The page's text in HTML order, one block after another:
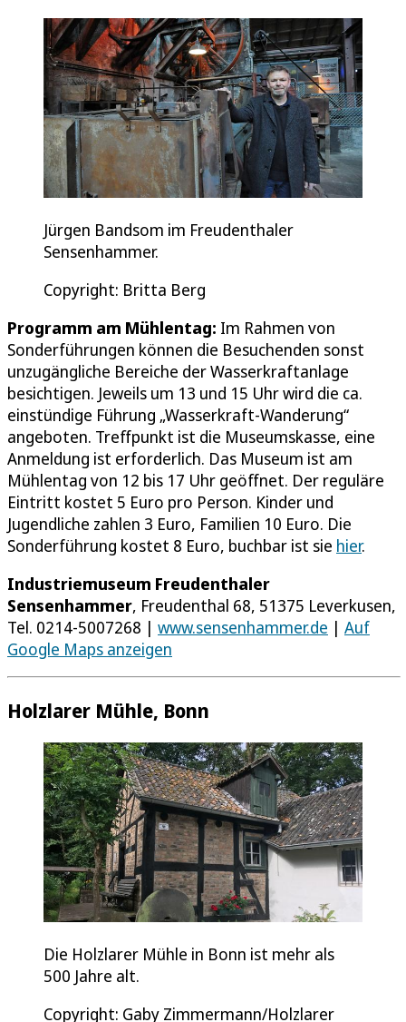
Jürgen Bandsom im Freudenthaler
Sensenhammer.
Copyright: Britta Berg
Programm am Mühlentag: Im Rahmen von
Sonderführungen können die Besuchenden sonst
unzugängliche Bereiche der Wasserkraftanlage
besichtigen. Jeweils um 13 und 15 Uhr wird die ca.
einstündige Führung „Wasserkraft­-Wanderung“
angeboten. Treffpunkt ist die Museumskasse, eine
Anmeldung ist erforderlich. Das Museum ist am
Mühlentag von 12 bis 17 Uhr geöffnet. Der reguläre
Eintritt kostet 5 Euro pro Person. Kinder und
Jugendliche zahlen 3 Euro, Familien 10 Euro. Die
Sonderführung kostet 8 Euro, buchbar ist sie hier.
Industriemuseum Freudenthaler
Sensenhammer, Freudenthal 68, 51375 Leverkusen,
Tel. 0214-5007268 | www.sensenhammer.de | Auf
Google Maps anzeigen
Holzlarer Mühle, Bonn
Die Holzlarer Mühle in Bonn ist mehr als
500 Jahre alt.
Copyright: Gaby Zimmermann/Holzlarer